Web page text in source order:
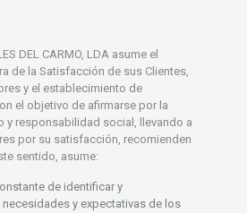
DEL CARMO, LDA asume el
de la Satisfacción de sus Clientes,
y el establecimiento de
el objetivo de afirmarse por la
y responsabilidad social, llevando a
por su satisfacción, recomienden
sentido, asume:
de identificar y
y expectativas de los